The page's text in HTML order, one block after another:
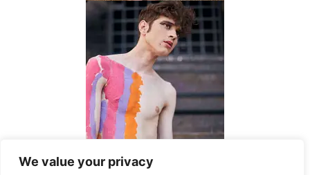
We value your privacy